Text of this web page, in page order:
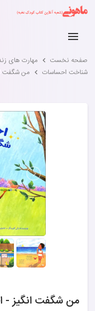
صفحه نخست مهارت های
شناخت احساسات
من شگفت
من شگفت انگیز